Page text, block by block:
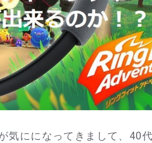
気にになってきまして、40